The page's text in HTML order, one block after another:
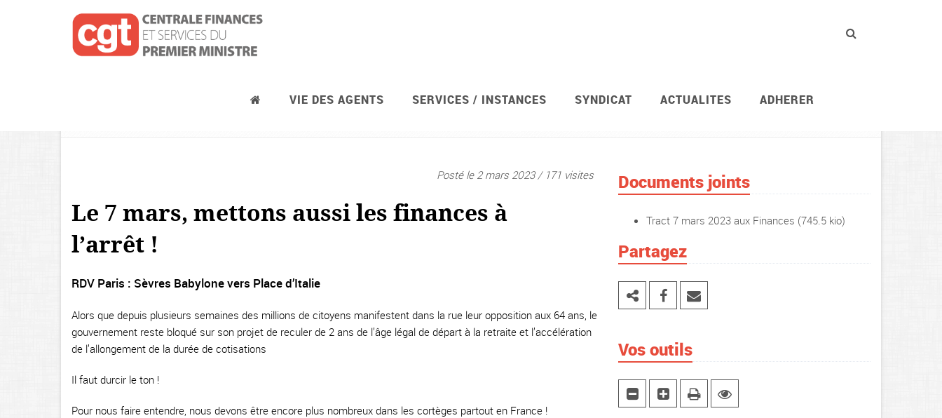
VIE DES AGENTS SERVICES / INSTANCES SYNDICAT ACTUALITES ADHERER
Journées d’actions syndicales, préavis de grève et votations
Posté le 2 mars 2023 / 171 visites
Le 7 mars, mettons aussi les finances à
l’arrêt !
RDV Paris : Sèvres Babylone vers Place d’Italie
Alors que depuis plusieurs semaines des millions de citoyens manifestent dans la rue leur opposition aux 64 ans, le
gouvernement reste bloqué sur son projet de reculer de 2 ans de l’âge légal de départ à la retraite et l’accélération
de l’allongement de la durée de cotisations
Il faut durcir le ton !
Pour nous faire entendre, nous devons être encore plus nombreux dans les cortèges partout en France !
Documents joints
Tract 7 mars 2023 aux Finances (745.5 kio)
Partagez
Vos outils